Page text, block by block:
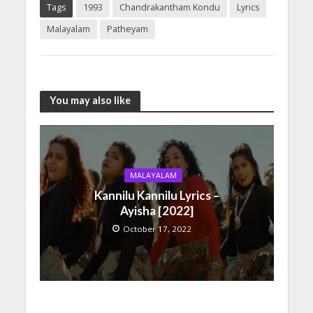
Tags 1993 Chandrakantham Kondu
Lyrics
Malayalam
Patheyam
You may also like
MALAYALAM
Kannilu Kannilu Lyrics –
Ayisha [2022]
October 17, 2022